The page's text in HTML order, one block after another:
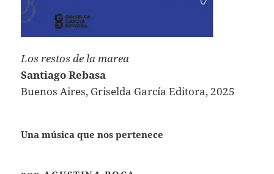
Los restos de la marea
Santiago Rebasa
Buenos Aires, Griselda García Editora, 2025
Una música que nos pertenece